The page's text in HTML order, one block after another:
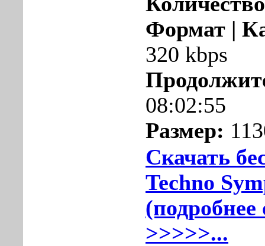
Формат |
320 kbps
08:02:55
Размер:
Скачать
Techno
(подробнее
>>>>>...